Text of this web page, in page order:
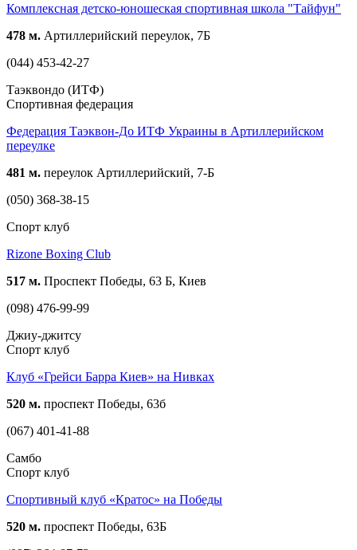
Комплексная детско-юношеская спортивная школа "Тайфун"
478 м. Артиллерийский переулок, 7Б
(044) 453-42-27
Таэквондо (ИТФ)
Спортивная федерация
Федерация Таэквон-До ИТФ Украины в Артиллерийском
переулке
481 м. переулок Артиллерийский, 7-Б
(050) 368-38-15
Спорт клуб
Rizone Boxing Club
517 м. Проспект Победы, 63 Б, Киев
(098) 476-99-99
Джиу-джитсу
Спорт клуб
Клуб «Грейси Барра Киев» на Нивках
520 м. проспект Победы, 63б
(067) 401-41-88
Самбо
Спорт клуб
Спортивный клуб «Кратос» на Победы
520 м. проспект Победы, 63Б